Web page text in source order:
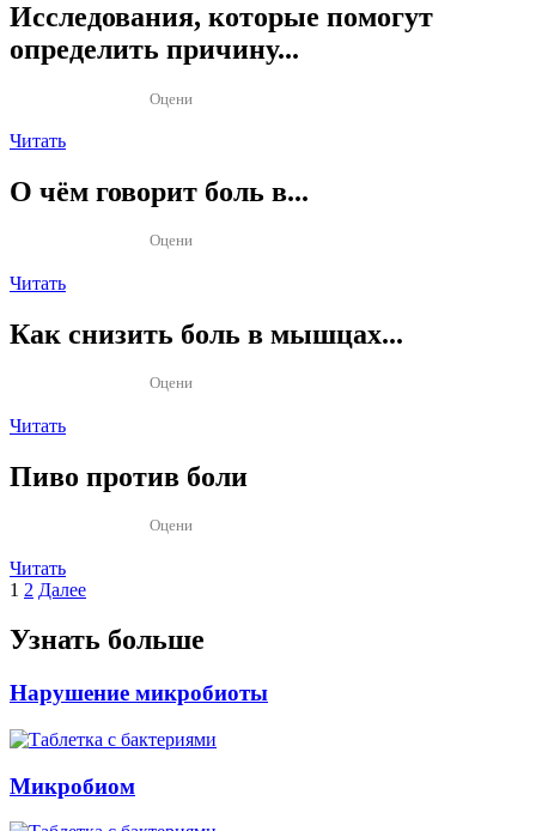
Исследования, которые помогут
определить причину...
Оцени
Читать
О чём говорит боль в...
Оцени
Читать
Как снизить боль в мышцах...
Оцени
Читать
Пиво против боли
Оцени
Читать
Пагинация
записей
1 2 Далее
Узнать больше
Нарушение микробиоты
Микробиом